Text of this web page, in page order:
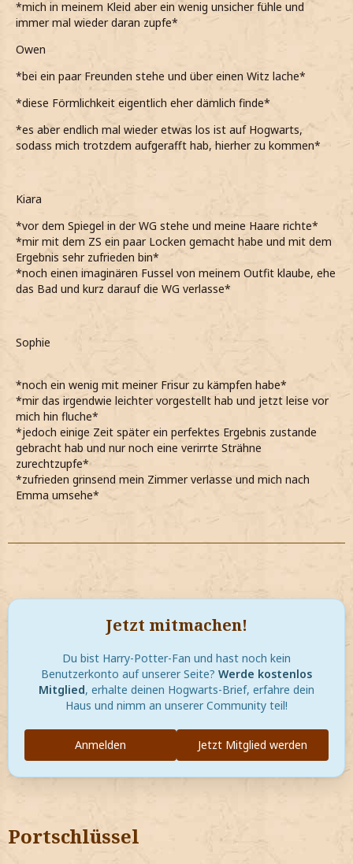
*mich in meinem Kleid aber ein wenig unsicher fühle und
immer mal wieder daran zupfe*
Owen
*bei ein paar Freunden stehe und über einen Witz lache*
*diese Förmlichkeit eigentlich eher dämlich finde*
*es aber endlich mal wieder etwas los ist auf Hogwarts,
sodass mich trotzdem aufgerafft hab, hierher zu kommen*
Kiara
*vor dem Spiegel in der WG stehe und meine Haare richte*
*mir mit dem ZS ein paar Locken gemacht habe und mit dem
Ergebnis sehr zufrieden bin*
*noch einen imaginären Fussel von meinem Outfit klaube, ehe
das Bad und kurz darauf die WG verlasse*
Sophie
*noch ein wenig mit meiner Frisur zu kämpfen habe*
*mir das irgendwie leichter vorgestellt hab und jetzt leise vor
mich hin fluche*
*jedoch einige Zeit später ein perfektes Ergebnis zustande
gebracht hab und nur noch eine verirrte Strähne
zurechtzupfe*
*zufrieden grinsend mein Zimmer verlasse und mich nach
Emma umsehe*
Jetzt mitmachen!
Du bist Harry-Potter-Fan und hast noch kein
Benutzerkonto auf unserer Seite? Werde kostenlos
Mitglied, erhalte deinen Hogwarts-Brief, erfahre dein
Haus und nimm an unserer Community teil!
Jetzt Mitglied werden
Anmelden
Portschlüssel